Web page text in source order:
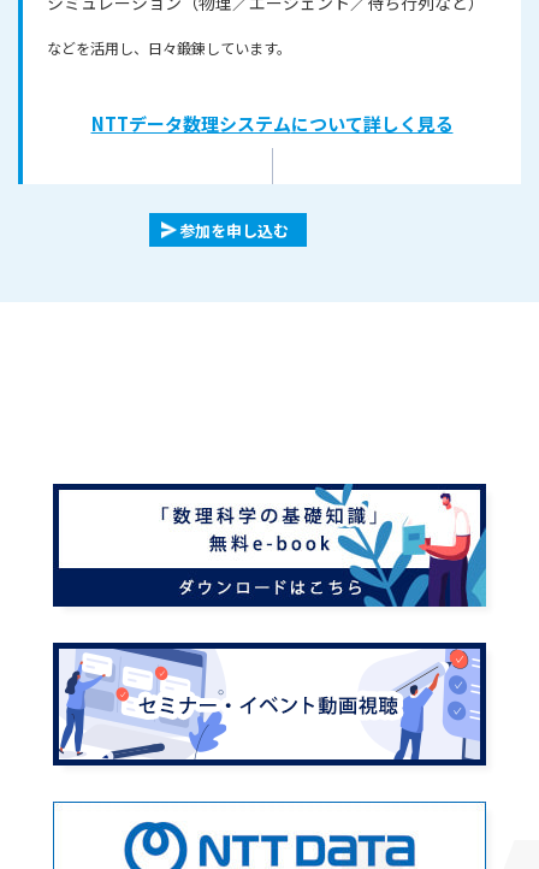
などを活用し、日々鍛錬しています。
NTTデータ数理システムについて詳しく見る
参加を申し込む